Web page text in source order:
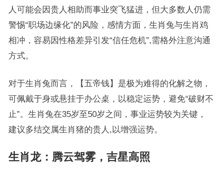
人可能会因贵人相助而事业突飞猛进，但大多数人仍需
警惕“职场边缘化”的风险，感情方面，生肖兔与生肖鸡
相冲，容易因性格差异引发“信任危机”,需格外注意沟通
方式。
对于生肖兔而言，【五帝钱】是极为难得的化解之物，
可佩戴于身或悬挂于办公桌，以稳定运势，避免“破财不
止”。生肖兔在35岁至50岁之间，事业运势较为关键，
建议多结交属生肖猪的贵人,以增强运势。
生肖龙：腾云驾雾，吉星高照